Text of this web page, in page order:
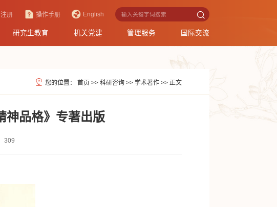
册 操作手册 English
研究生教育 机关党建 管理服务 国际交流
您的位置： 首页 >> 科研咨询 >> 学术著作 >> 正文
神品格》专著出版
309